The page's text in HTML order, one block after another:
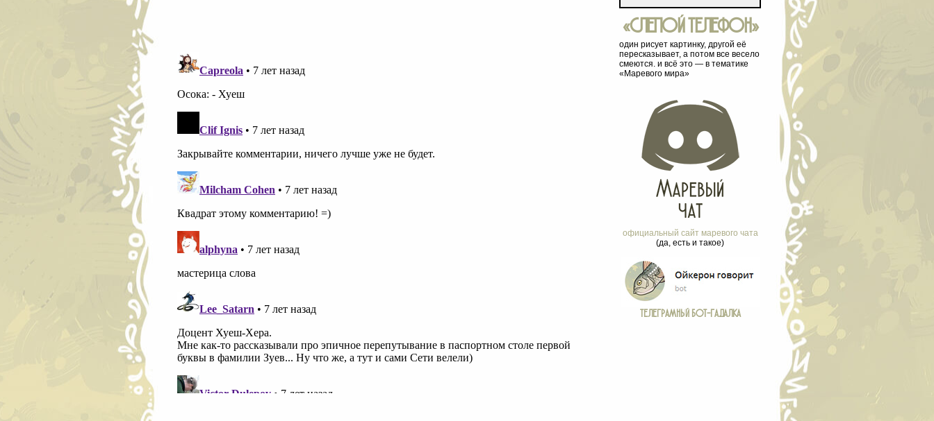
«СЛЕПОЙ ТЕЛЕФОН»
один рисует картинку, другой её
пересказывает, а потом все весело
смеются. и всё это — в тематике
«Маревого мира»
официальный сайт маревого чата
(да, есть и такое)
ТЕЛЕГРАМНЫЙ БОТ-ГАДАЛКА